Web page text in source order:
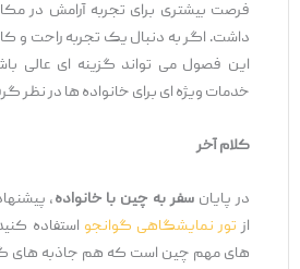
فرصت بیشتری برای تجربه آرامش در
داشت. اگر به دنبال یک تجربه راحت و
این فصول می ‌تواند گزینه ‌ای عالی
خدمات ویژه ‌ای برای خانواده‌ ها در نظر
کلام آخر
در پایانسفر به چین با خانواده،
تور نمایشگاهی گوانجواستفاده
های مهم چین است که هم جاذبه‌ های